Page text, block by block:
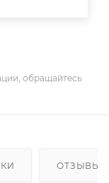
обращайтесь
ОТЗЫВЫ